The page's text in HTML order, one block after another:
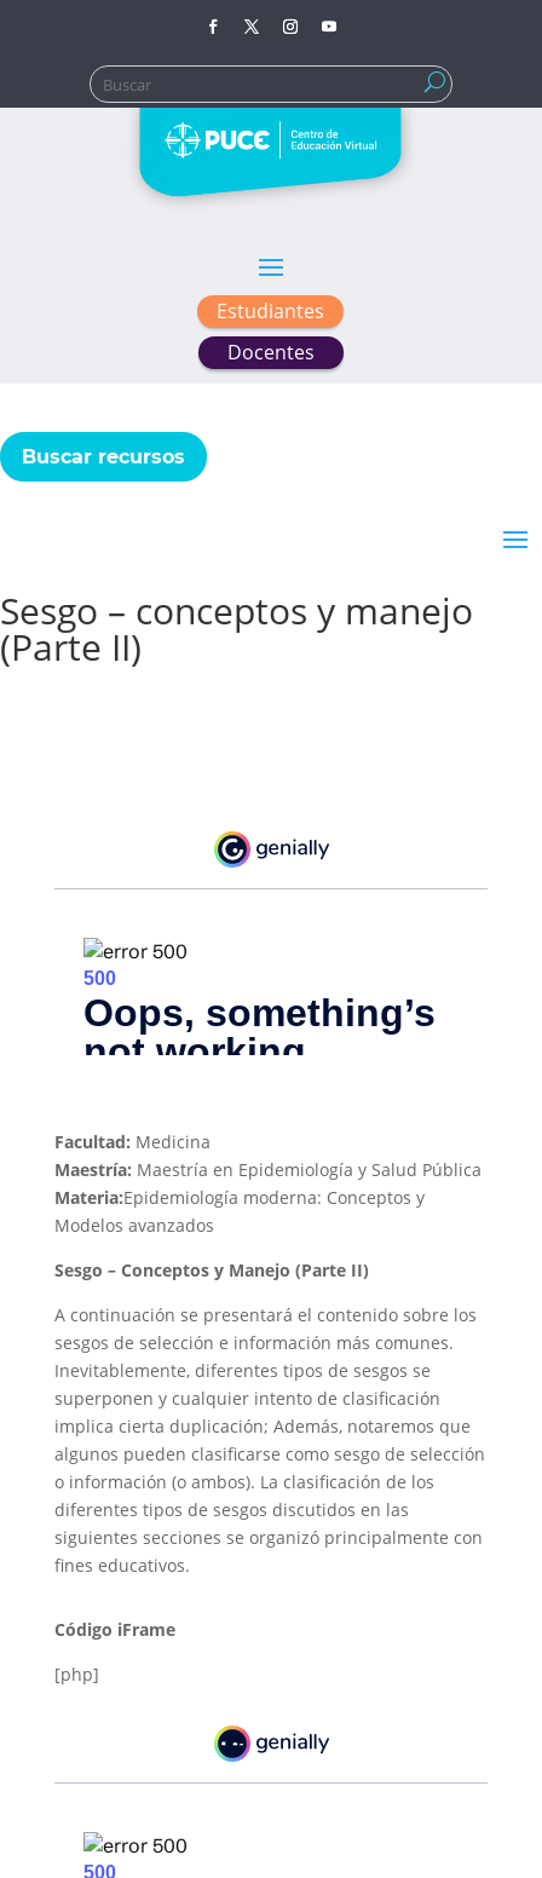
Buscar:
Estudiantes
Docentes
Buscar recursos
Sesgo – conceptos y manejo
(Parte II)
Facultad: Medicina
Maestría: Maestría en Epidemiología y Salud Pública
Materia:Epidemiología moderna: Conceptos y
Modelos avanzados
Sesgo – Conceptos y Manejo (Parte II)
A continuación se presentará el contenido sobre los
sesgos de selección e información más comunes.
Inevitablemente, diferentes tipos de sesgos se
superponen y cualquier intento de clasificación
implica cierta duplicación; Además, notaremos que
algunos pueden clasificarse como sesgo de selección
o información (o ambos). La clasificación de los
diferentes tipos de sesgos discutidos en las
siguientes secciones se organizó principalmente con
fines educativos.
Código iFrame
[php]